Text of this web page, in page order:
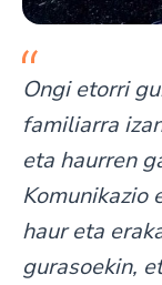
Ongi etorri
familiarra
eta haurren
Komunikazio
haur eta
gurasoekin,